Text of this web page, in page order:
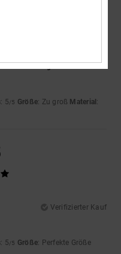
: 5/5 Größe: Zu groß Material :
Verifizierter Kauf
: 5/5 Größe: Perfekte Größe